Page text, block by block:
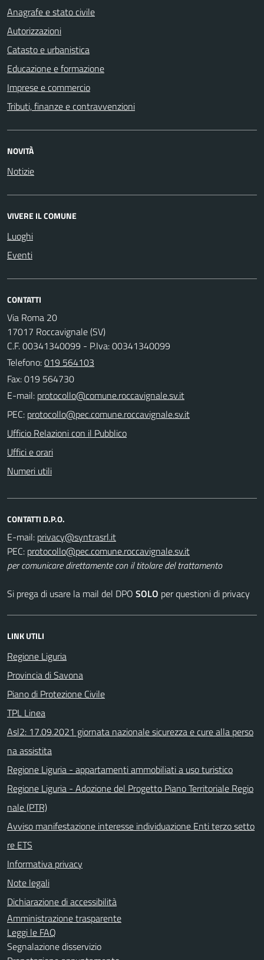
Anagrafe e stato civile
Autorizzazioni
Catasto e urbanistica
Educazione e formazione
Imprese e commercio
Tributi, finanze e contravvenzioni
NOVITÀ
Notizie
VIVERE IL COMUNE
Luoghi
Eventi
CONTATTI
Via Roma 20
17017 Roccavignale (SV)
C.F. 00341340099 - P.Iva: 00341340099
Telefono:019 564103
Fax: 019 564730
E-mail:
PEC:
Ufficio Relazioni con il Pubblico
Uffici e orari
Numeri utili
CONTATTI D.P.O.
E-mail:
PEC:
per comunicare direttamente con il titolare del trattamento
Si prega di usare la mail del DPO SOLO per questioni di privacy
LINK UTILI
Regione Liguria
Provincia di Savona
Piano di Protezione Civile
TPL Linea
Asl2: 17.09.2021 giornata nazionale sicurezza e cure alla perso
na assistita
Regione Liguria - appartamenti ammobiliati a uso turistico
Regione Liguria - Adozione del Progetto Piano Territoriale Regio
nale (PTR)
Avviso manifestazione interesse individuazione Enti terzo setto
re ETS
Informativa privacy
Note legali
Dichiarazione di accessibilità
Amministrazione trasparente
Leggi le FAQ
Segnalazione disservizio